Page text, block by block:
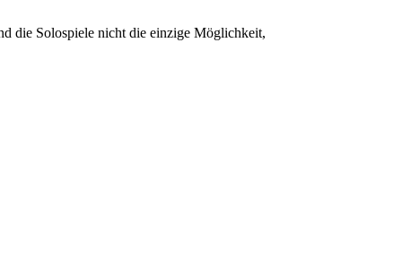
die Solospiele nicht die einzige Möglichkeit,